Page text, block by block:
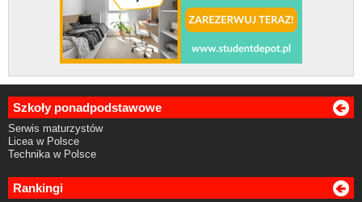
Szkoły ponadpodstawowe
Serwis maturzystów
Licea w Polsce
Technika w Polsce
Rankingi